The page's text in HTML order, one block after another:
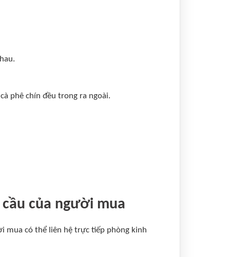
phê chín đều trong ra ngoài.
của người mua
mua có thể liên hệ trực tiếp phòng kinh